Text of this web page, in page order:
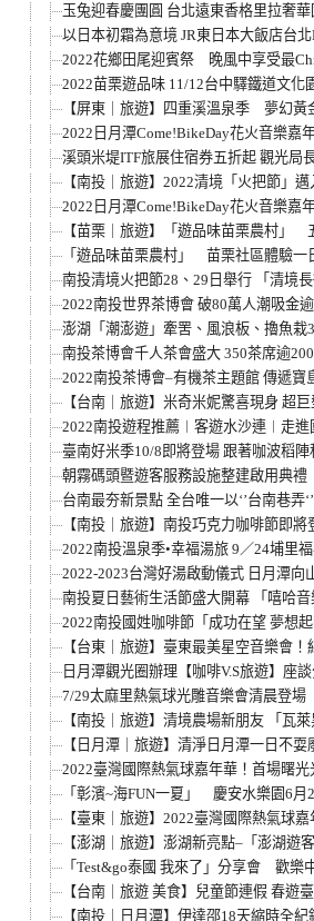
玉兔迎春慶團圓 台北遠東香格里拉奢
以日本初霜為意境 JR東日本大飯店台
2022花鄉田尾迎賓祭 晚風中享受最
2022苗栗遊品味 11/12台中驛鐵道文化
【屏東｜旅遊】四重溪溫泉季 夢幻黃
2022日月潭Come!BikeDay花火音樂嘉
溪頭米堤ITF旅展住宿券五折起 觀光局
【南投｜旅遊】2022清境「火把節」
2022日月潭Come!BikeDay花火音樂
【苗栗｜旅遊】「遊品味苗栗農村」
「遊品味苗栗農村」 苗栗社區體驗一
南投清境火把節28、29日舉行 「清境
2022南投世界茶博會 破80萬人潮吸金
澎湖「潮澎遊」牽罟、風浪板、擼魚
南投茶博會千人茶會盛大 350茶席逾
2022南投茶博會–有機茶主題館 傳遞
【台南｜旅遊】米奇米妮驚喜現身 超
2022南投遊程推薦︱客遊水沙連︱走進
臺南好米季10/8即將登場 跟著咖波稻
朝霧碼頭暨遊客服務設施整建啟用典禮
台南最夯新景點 全台唯一以‘’台南巷弄
【南投｜旅遊】南投巧克力咖啡節即
2022南投溫泉季•幸福湯旅 9／24埔里
2022-2023台灣好湯啟動儀式 日月潭向
南投夏日藝術生活節盛大開幕 「嘻哈
2022南投國姓咖啡節「成功在望 夢想
【台東｜旅遊】臺東最美星空音樂會
日月潭觀光圈辦理【咖啡V.S旅遊】座
7/29太麻里熱氣球光雕音樂會清晨登
【南投｜旅遊】清境農場新朋友 「瓦
【日月潭｜旅遊】清淨日月潭一日不
2022臺灣國際熱氣球嘉年華！首場曙光
「彰濱~海FUN一夏」 慶安水樂園6月
【臺東｜旅遊】2022臺灣國際熱氣球
【澎湖｜旅遊】澎湖新亮點–「澎湖
「Test&go泰國 我來了」分享會 歡樂
【台南｜旅遊 美食】兒童節連假 春遊
【南投｜日月潭】伊達邵18天縮時全